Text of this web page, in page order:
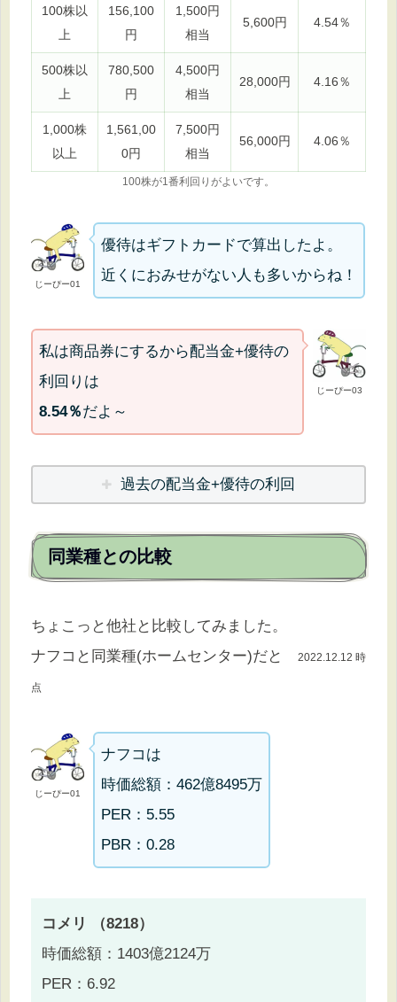
100株以
上
156,100
円
1,500円
相当
5,600円 4.54％
500株以
上
780,500
円
4,500円
相当
28,000円 4.16％
1,000株
以上
1,561,00
0円
7,500円
相当
56,000円 4.06％
100株が1番利回りがよいです。
じーぴー01
優待はギフトカードで算出したよ。
近くにおみせがない人も多いからね！
じーぴー03
私は商品券にするから配当金+優待の
利回りは
8.54％だよ～
過去の配当金+優待の利回
同業種との比較
ちょこっと他社と比較してみました。
ナフコと同業種(ホームセンター)だと
2022.12.12 時
点
じーぴー01
ナフコは
時価総額：462億8495万
PER：5.55
PBR：0.28
コメリ （8218）
時価総額：1403億2124万
PER：6.92